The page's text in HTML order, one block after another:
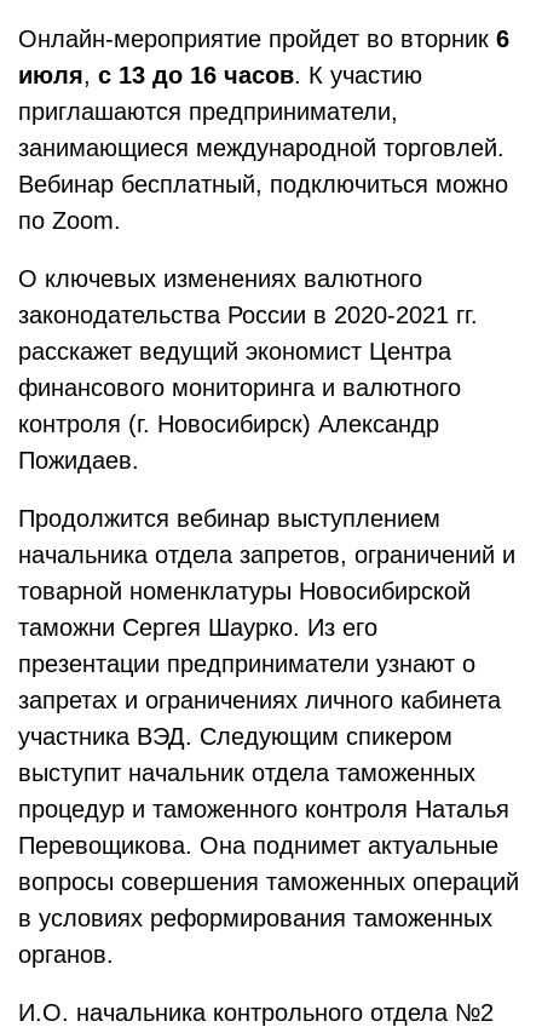
Онлайн-мероприятие пройдет во вторник 6
июля, с 13 до 16 часов. К участию
приглашаются предприниматели,
занимающиеся международной торговлей.
Вебинар бесплатный, подключиться можно
по Zoom.
О ключевых изменениях валютного
законодательства России в 2020-2021 гг.
расскажет ведущий экономист Центра
финансового мониторинга и валютного
контроля (г. Новосибирск) Александр
Пожидаев.
Продолжится вебинар выступлением
начальника отдела запретов, ограничений и
товарной номенклатуры Новосибирской
таможни Сергея Шаурко. Из его
презентации предприниматели узнают о
запретах и ограничениях личного кабинета
участника ВЭД. Следующим спикером
выступит начальник отдела таможенных
процедур и таможенного контроля Наталья
Перевощикова. Она поднимет актуальные
вопросы совершения таможенных операций
в условиях реформирования таможенных
органов.
И.О. начальника контрольного отдела №2